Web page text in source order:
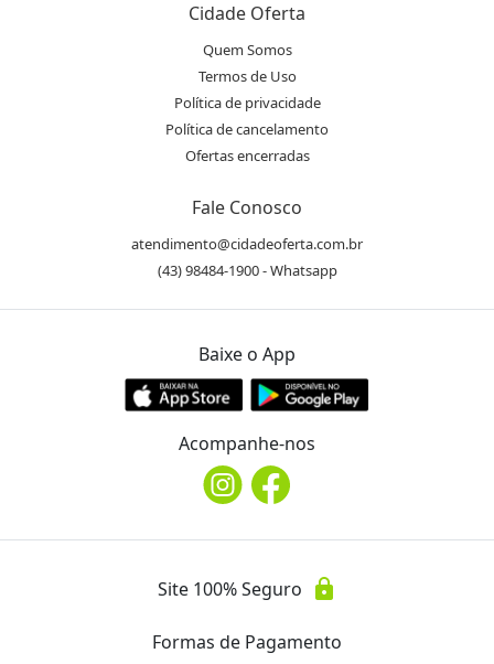
Cidade Oferta
Quem Somos
Termos de Uso
Política de privacidade
Política de cancelamento
Ofertas encerradas
Fale Conosco
atendimento@cidadeoferta.com.br
(43) 98484-1900 - Whatsapp
Baixe o App
Acompanhe-nos
Site 100% Seguro lock
Formas de Pagamento